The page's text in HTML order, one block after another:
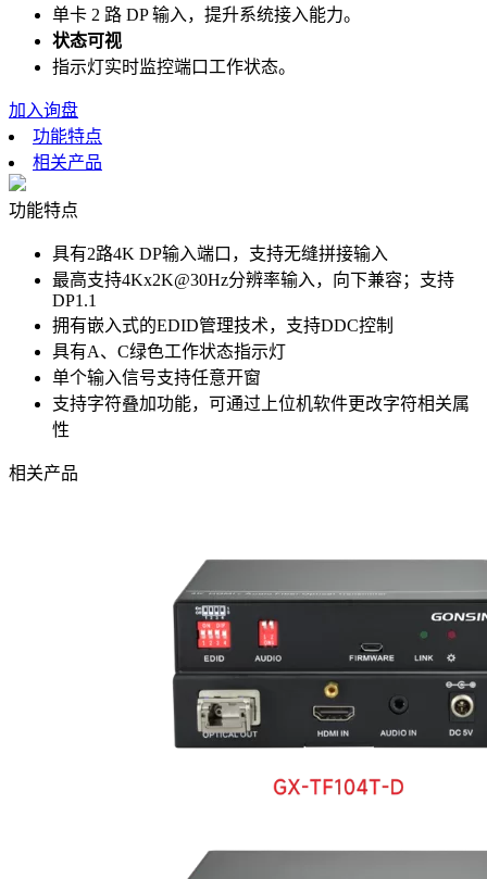
单卡 2 路 DP 输入，提升系统接入能力。
状态可视
指示灯实时监控端口工作状态。
加入询盘
功能特点
相关产品
功能特点
具有2路4K DP输入端口，支持无缝拼接输入
最高支持4Kx2K@30Hz分辨率输入，向下兼容；支持
DP1.1
拥有嵌入式的EDID管理技术，支持DDC控制
具有A、C绿色工作状态指示灯
单个输入信号支持任意开窗
支持字符叠加功能，可通过上位机软件更改字符相关属
性
相关产品